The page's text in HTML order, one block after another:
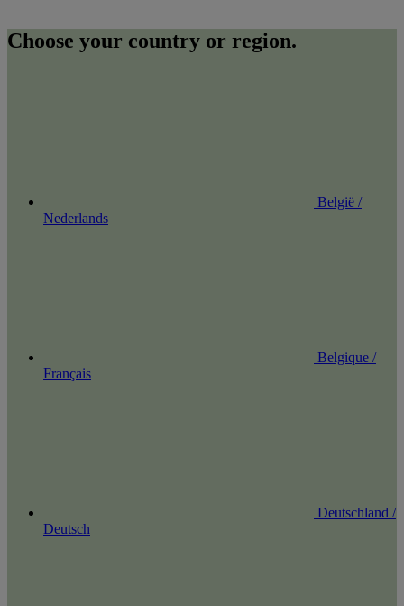
Choose your country or region.
België /
Nederlands
Belgique /
Français
Deutschland /
Deutsch